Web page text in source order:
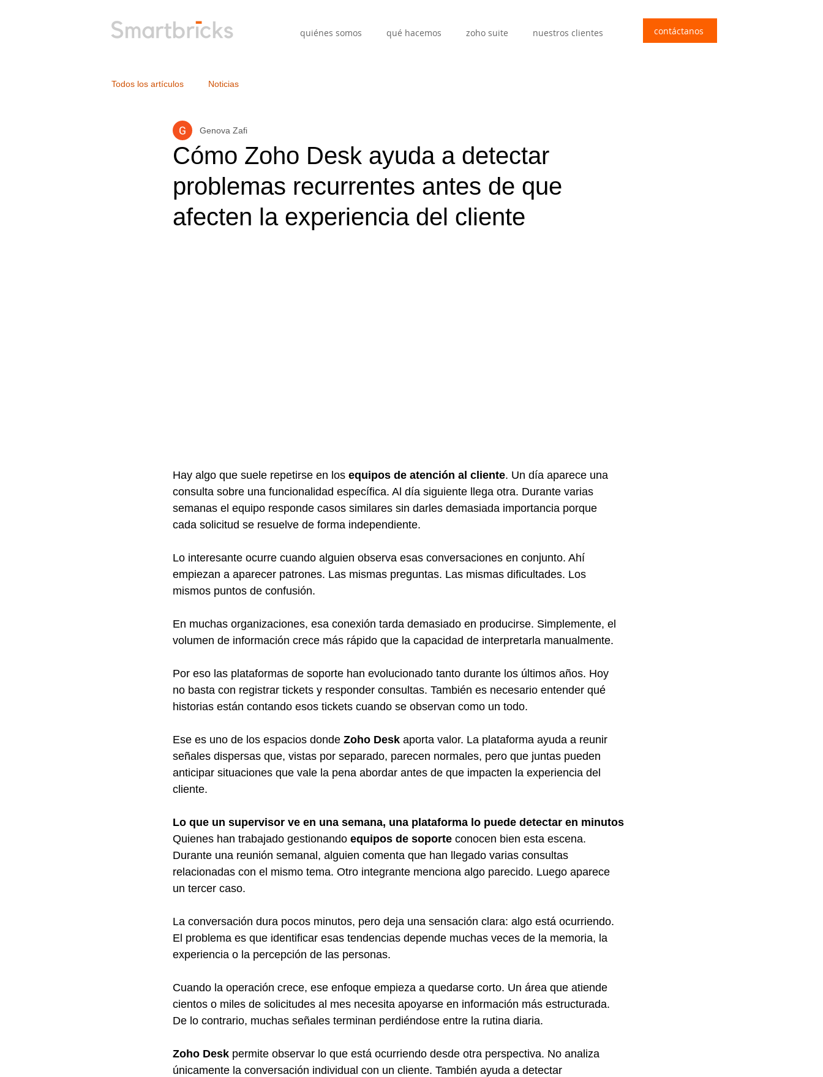
quiénes somos qué hacemos zoho suite nuestros clientes contáctanos
Todos los artículos Noticias
Cómo Zoho Desk ayuda a detectar
problemas recurrentes antes de que
afecten la experiencia del cliente
Genova Zafi
Hay algo que suele repetirse en los equipos de atención al cliente. Un día aparece una
consulta sobre una funcionalidad específica. Al día siguiente llega otra. Durante varias
semanas el equipo responde casos similares sin darles demasiada importancia porque
cada solicitud se resuelve de forma independiente.
Lo interesante ocurre cuando alguien observa esas conversaciones en conjunto. Ahí
empiezan a aparecer patrones. Las mismas preguntas. Las mismas dificultades. Los
mismos puntos de confusión.
En muchas organizaciones, esa conexión tarda demasiado en producirse. Simplemente, el
volumen de información crece más rápido que la capacidad de interpretarla manualmente.
Por eso las plataformas de soporte han evolucionado tanto durante los últimos años. Hoy
no basta con registrar tickets y responder consultas. También es necesario entender qué
historias están contando esos tickets cuando se observan como un todo.
Ese es uno de los espacios donde Zoho Desk aporta valor. La plataforma ayuda a reunir
señales dispersas que, vistas por separado, parecen normales, pero que juntas pueden
anticipar situaciones que vale la pena abordar antes de que impacten la experiencia del
cliente.
Lo que un supervisor ve en una semana, una plataforma lo puede detectar en minutos
Quienes han trabajado gestionando equipos de soporte conocen bien esta escena.
Durante una reunión semanal, alguien comenta que han llegado varias consultas
relacionadas con el mismo tema. Otro integrante menciona algo parecido. Luego aparece
un tercer caso.
La conversación dura pocos minutos, pero deja una sensación clara: algo está ocurriendo.
El problema es que identificar esas tendencias depende muchas veces de la memoria, la
experiencia o la percepción de las personas.
Cuando la operación crece, ese enfoque empieza a quedarse corto. Un área que atiende
cientos o miles de solicitudes al mes necesita apoyarse en información más estructurada.
De lo contrario, muchas señales terminan perdiéndose entre la rutina diaria.
Zoho Desk permite observar lo que está ocurriendo desde otra perspectiva. No analiza
únicamente la conversación individual con un cliente. También ayuda a detectar